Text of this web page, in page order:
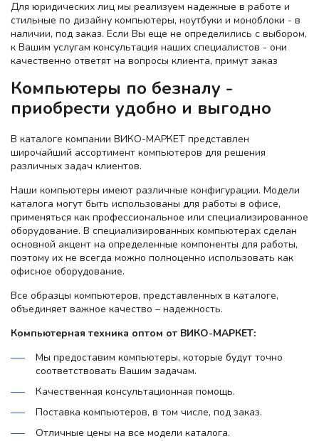
Для юридических лиц мы реализуем надежные в работе и
стильные по дизайну компьютеры, ноутбуки и моноблоки - в
наличии, под заказ. Если Вы еще не определились с выбором,
к Вашим услугам консультация наших специалистов - они
качественно ответят на вопросы клиента, примут заказ
Компьютеры по безналу -
приобрести удобно и выгодно
В каталоге компании ВИКО-МАРКЕТ представлен
широчайший ассортимент компьютеров для решения
различных задач клиентов.
Наши компьютеры имеют различные конфигурации. Модели
каталога могут быть использованы для работы в офисе,
применяться как профессиональное или специализированное
оборудование. В специализированных компьютерах сделан
основной акцент на определенные компоненты для работы,
поэтому их не всегда можно полноценно использовать как
офисное оборудование.
Все образцы компьютеров, представленных в каталоге,
объединяет важное качество – надежность.
Компьютерная техника оптом от ВИКО-МАРКЕТ:
Мы предоставим компьютеры, которые будут точно
соответствовать Вашим задачам.
Качественная консультационная помощь.
Поставка компьютеров, в том числе, под заказ.
Отличные цены на все модели каталога.